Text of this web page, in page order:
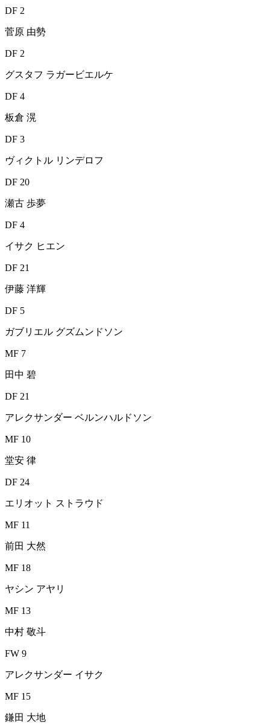
DF 2
菅原 由勢
DF 2
グスタフ ラガービエルケ
DF 4
板倉 滉
DF 3
ヴィクトル リンデロフ
DF 20
瀬古 歩夢
DF 4
イサク ヒエン
DF 21
伊藤 洋輝
DF 5
ガブリエル グズムンドソン
MF 7
田中 碧
DF 21
アレクサンダー ベルンハルドソン
MF 10
堂安 律
DF 24
エリオット ストラウド
MF 11
前田 大然
MF 18
ヤシン アヤリ
MF 13
中村 敬斗
FW 9
アレクサンダー イサク
MF 15
鎌田 大地